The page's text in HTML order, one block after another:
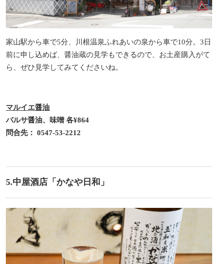
家山駅から車で5分、川根温泉ふれあいの泉から車で10分。3日
前に申し込めば、醤油蔵の見学もできるので、お土産購入がて
ら、ぜひ見学してみてくださいね。
マルイエ醤油
バルサ醤油、味噌 各¥864
問合先： 0547-53-2212
5.中屋酒店「かなや日和」